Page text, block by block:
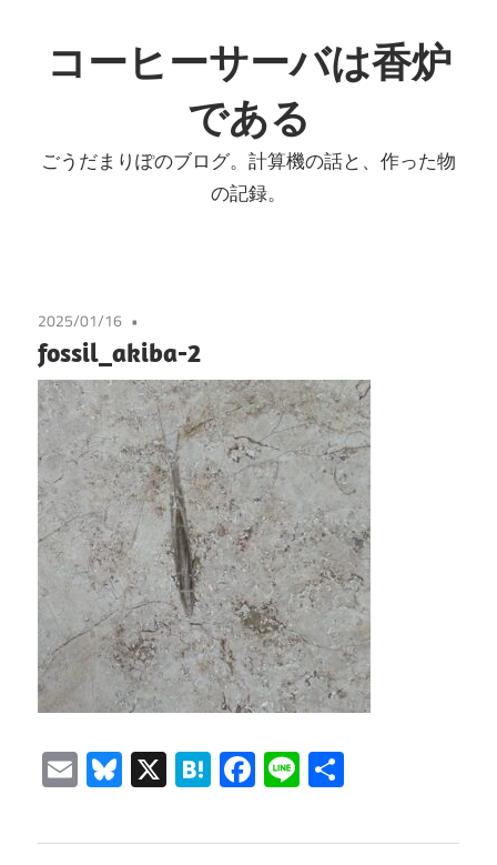
ン
テ
へ
コーヒーサーバは香炉
である
ごうだまりぽのブログ。計算機の話と、作った物
の記録。
2025/01/16
fossil_akiba-2
EmailBluesky
X Hatena
Facebook
Line